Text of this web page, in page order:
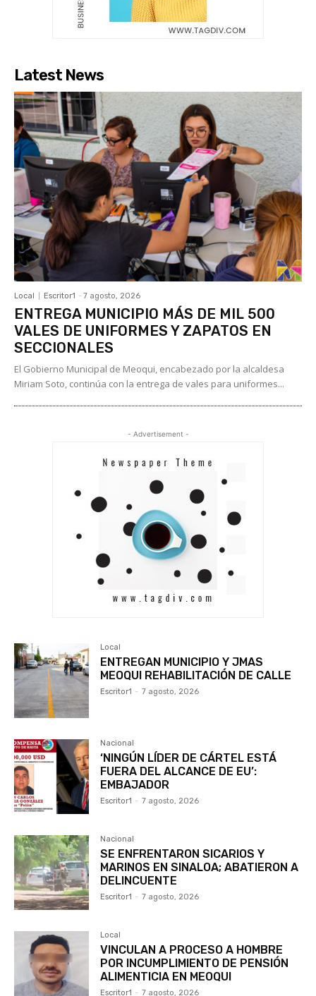
Latest News
Local Escritor1 - 7 agosto, 2026
ENTREGA MUNICIPIO MÁS DE MIL 500
VALES DE UNIFORMES Y ZAPATOS EN
SECCIONALES
El Gobierno Municipal de Meoqui, encabezado por la alcaldesa
Miriam Soto, continúa con la entrega de vales para uniformes...
- Advertisement -
Local
ENTREGAN MUNICIPIO Y JMAS
MEOQUI REHABILITACIÓN DE CALLE
Escritor1 - 7 agosto, 2026
Nacional
‘NINGÚN LÍDER DE CÁRTEL ESTÁ
FUERA DEL ALCANCE DE EU’:
EMBAJADOR
Escritor1 - 7 agosto, 2026
Nacional
SE ENFRENTARON SICARIOS Y
MARINOS EN SINALOA; ABATIERON A
DELINCUENTE
Escritor1 - 7 agosto, 2026
Local
VINCULAN A PROCESO A HOMBRE
POR INCUMPLIMIENTO DE PENSIÓN
ALIMENTICIA EN MEOQUI
Escritor1 - 7 agosto, 2026